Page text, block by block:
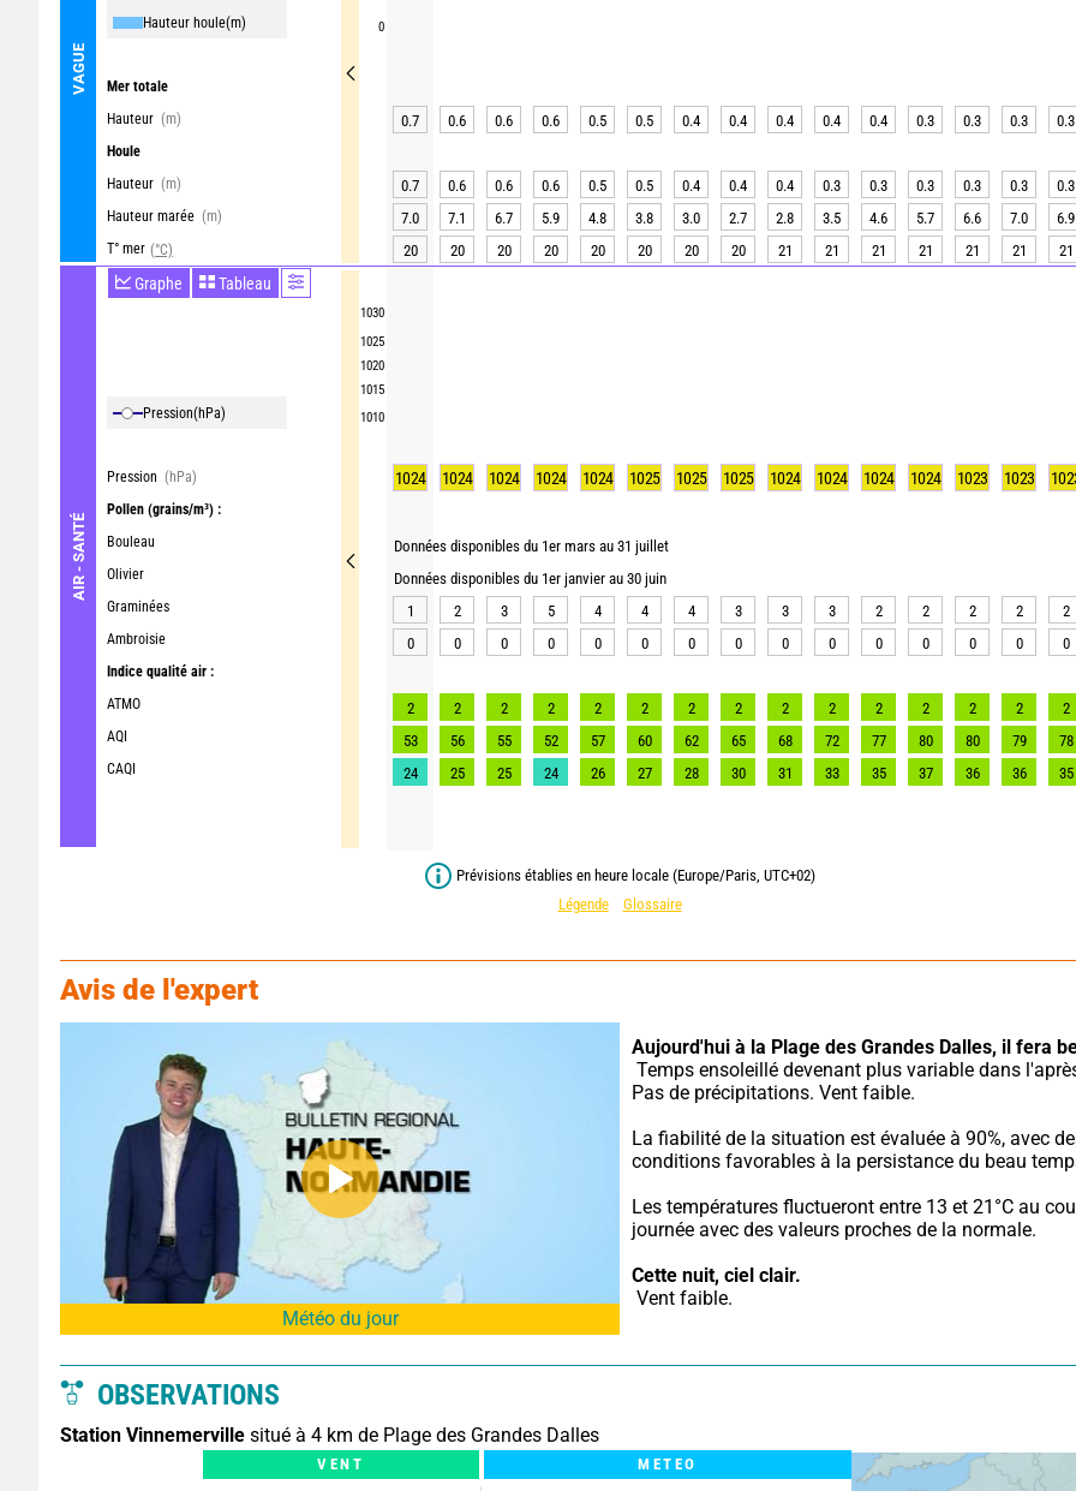
VAGUE
Hauteur houle(m)
Mer totale
Hauteur (m)
Houle
Hauteur (m)
Hauteur marée (m)
T° mer (°C)
AIR - SANTÉ
Graphe Tableau
Pression(hPa)
Pression (hPa)
Pollen (grains/m³) :
Bouleau
Olivier
Graminées
Ambroisie
Indice qualité air :
ATMO
AQI
CAQI
0
1030
1025
1020
1015
1010
0.7 0.6 0.6 0.6 0.5 0.5 0.4 0.4 0.4 0.4 0.4 0.3 0.3 0.3 0.3
0.7 0.6 0.6 0.6 0.5 0.5 0.4 0.4 0.4 0.3 0.3 0.3 0.3 0.3 0.3
7.0
7.1 6.7 5.9 4.8 3.8 3.0 2.7 2.8 3.5 4.6 5.7 6.6 7.0 6.9
20
20 20 20 20 20 20 20 21 21 21 21 21 21 21
1024 1024 1024 1024 1024 1025 1025 1025 1024 1024 1024 1024 1023 1023
Données disponibles du 1er mars au 31 juillet
Données disponibles du 1er janvier au 30 juin
1
2 3 5 4 4 4 3 3 3 2 2 2 2 2
0
0 0 0 0 0 0 0 0 0 0 0 0 0 0
2 2 2 2 2 2 2 2 2 2 2 2 2 2 2
53
56 55 52 57 60 62 65 68 72 77 80 80 79 78
24
25 25 24 26 27 28 30 31 33 35 37 36 36 35
Prévisions établies en heure locale (Europe/Paris, UTC+02)
Légende
Glossaire
Avis de l'expert
Météo du jour
Aujourd'hui à la Plage des Grandes Dalles, il fera
Pas de précipitations. Vent faible.
La fiabilité de la situation est évaluée à 90%, avec
conditions favorables à la persistance du beau
Les températures fluctueront entre 13 et 21°C au
journée avec des valeurs proches de la normale.
Cette nuit, ciel clair.
Vent faible.
OBSERVATIONS
Station Vinnemerville situé à 4 km de Plage des Grandes Dalles
VENT METEO